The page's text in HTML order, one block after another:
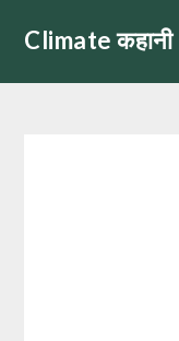
Climate कहानी